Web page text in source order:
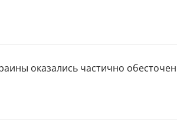
оказались частично